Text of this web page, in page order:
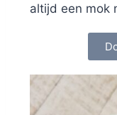
altijd een mok